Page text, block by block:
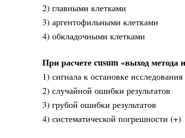
2) главными клетками
3) аргентофильными клетками
4) обкладочными клетками
При расчете cusum «выход метода
1) сигнала к остановке исследования
2) случайной ошибки результатов
3) грубой ошибки результатов
4) систематической погрешности (+)